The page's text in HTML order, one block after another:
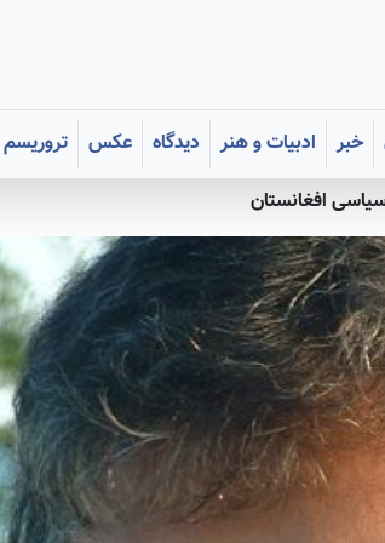
خبر ادبیات و هنر دیدگاه عکس تروریسم
افغانستان